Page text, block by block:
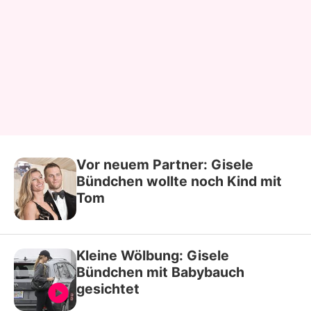
Vor neuem Partner: Gisele
Bündchen wollte noch Kind mit
Tom
Kleine Wölbung: Gisele
Bündchen mit Babybauch
gesichtet